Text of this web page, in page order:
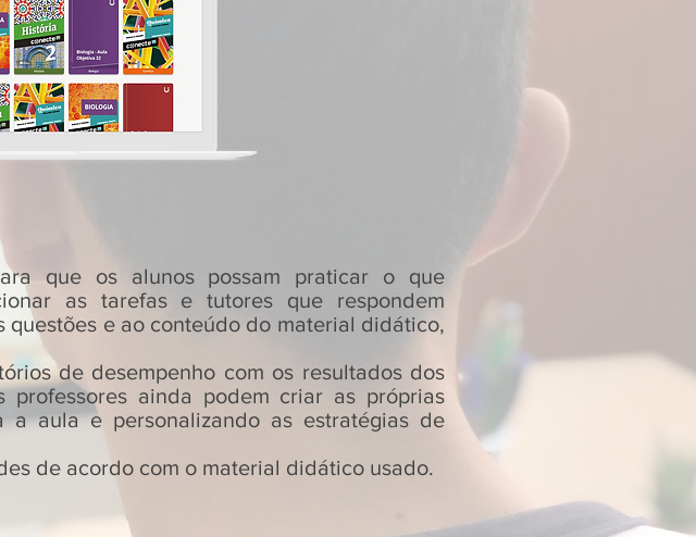
que os alunos possam praticar o que
as tarefas e tutores que respondem
e ao conteúdo do material didático,
de desempenho com os resultados dos
professores ainda podem criar as próprias
a aula e personalizando as estratégias de
de acordo com o material didático usado.